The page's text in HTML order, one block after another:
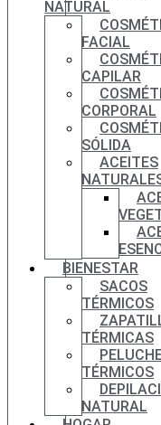
NATURAL
FACIAL
CAPILAR
CORPORAL
SÓLIDA
ACEITES
BIENESTAR
SACOS
TÉRMICOS
TÉRMICAS
TÉRMICOS
NATURAL